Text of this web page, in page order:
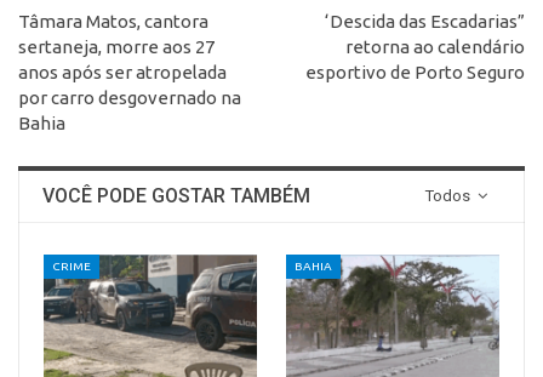
Tâmara Matos, cantora
sertaneja, morre aos 27
anos após ser atropelada
por carro desgovernado na
Bahia
‘Descida das Escadarias”
retorna ao calendário
esportivo de Porto Seguro
Todos
VOCÊ PODE GOSTAR TAMBÉM
CRIME BAHIA